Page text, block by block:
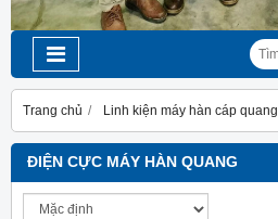
Trang chủ Linh kiện máy hàn cáp quang
ĐIỆN CỰC MÁY HÀN QUANG